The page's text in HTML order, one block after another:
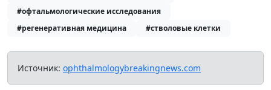
#офтальмологические исследования
#регенеративная медицина
#стволовые клетки
Источник: ophthalmologybreakingnews.com